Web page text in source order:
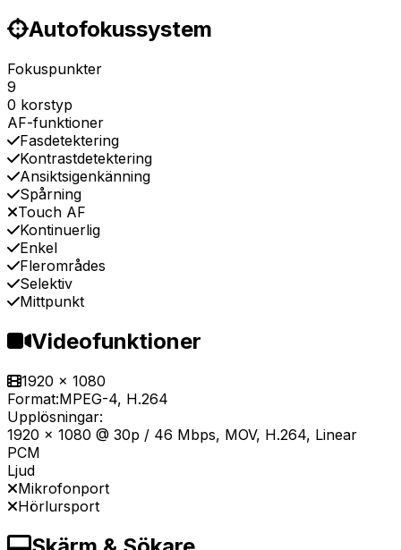
Autofokussystem
Fokuspunkter
9
0 korstyp
AF-funktioner
Fasdetektering
Kontrastdetektering
Ansiktsigenkänning
Spårning
Touch AF
Kontinuerlig
Enkel
Flerområdes
Selektiv
Mittpunkt
Videofunktioner
1920 x 1080
Format:MPEG-4, H.264
Upplösningar:
1920 x 1080 @ 30p / 46 Mbps, MOV, H.264, Linear
PCM
Ljud
Mikrofonport
Hörlursport